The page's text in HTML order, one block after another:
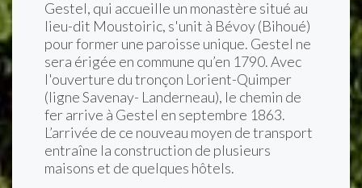
Gestel, qui accueille un monastère situé au
lieu-dit Moustoiric, s'unit à Bévoy (Bihoué)
pour former une paroisse unique. Gestel ne
sera érigée en commune qu’en 1790. Avec
l'ouverture du tronçon Lorient-Quimper
(ligne Savenay- Landerneau), le chemin de
fer arrive à Gestel en septembre 1863.
L’arrivée de ce nouveau moyen de transport
entraîne la construction de plusieurs
maisons et de quelques hôtels.